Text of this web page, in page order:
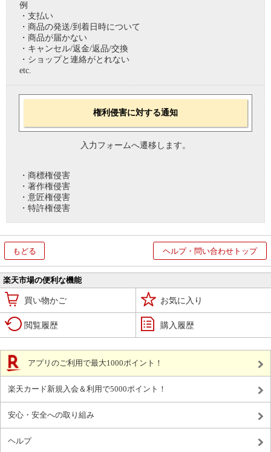
例
・支払い
・商品の発送/到着日時について
・商品が届かない
・キャンセル/返金/返品/交換
・ショップと連絡がとれない
etc.
権利侵害に対する通知
入力フォームへ遷移します。
・商標権侵害
・著作権侵害
・意匠権侵害
・特許権侵害
もどる ヘルプ・問い合わせトップ
楽天市場の便利な機能
買い物かご お気に入り
閲覧履歴 購入履歴
アプリのご利用で最大1000ポイント！
楽天カード新規入会＆利用で5000ポイント！
安心・安全への取り組み
ヘルプ